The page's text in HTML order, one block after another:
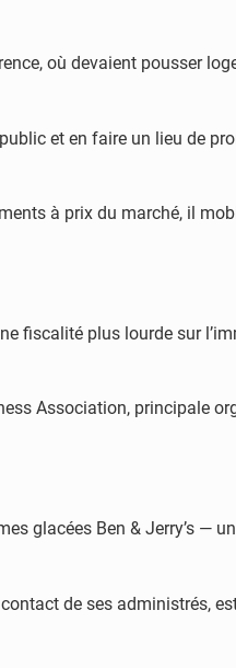
où devaient pousser
et en faire un lieu de
à prix du marché, il
fiscalité plus lourde sur
Association, principale
glacées Ben & Jerry’s —
de ses administrés,